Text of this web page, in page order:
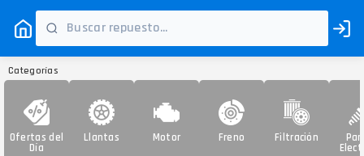
Categorías
Ofertas del
Día
Llantas Motor Freno Filtración